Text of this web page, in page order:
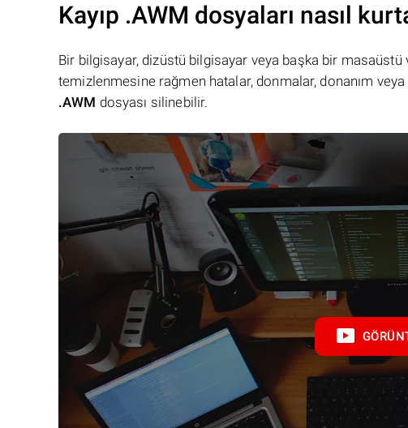
Kayıp .AWM dosyaları nasıl
Bir bilgisayar, dizüstü bilgisayar veya başka bir
temizlenmesine rağmen hatalar, donmalar, donanım
.AWM dosyası silinebilir.